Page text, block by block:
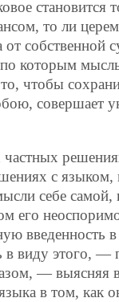
становится
то ли
от собственной
которым
чтобы
совершает
с
себе самой,
его
введенность
в виду этого, —
— выясняя
в том, как